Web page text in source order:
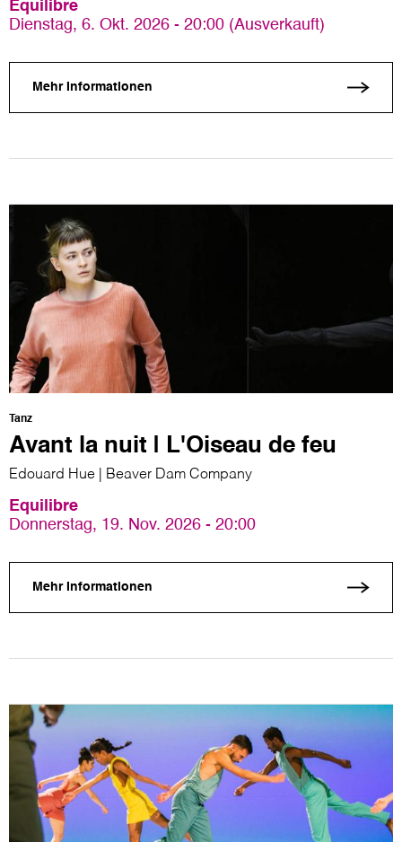
Equilibre
Dienstag, 6. Okt. 2026 - 20:00 (Ausverkauft)
Mehr Informationen
Tanz
Avant la nuit | L'Oiseau de feu
Edouard Hue | Beaver Dam Company
Equilibre
Donnerstag, 19. Nov. 2026 - 20:00
Mehr Informationen